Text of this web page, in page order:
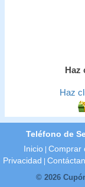
Haz
Haz
Teléfono de
Inicio Comprar
Privacidad
© 2026